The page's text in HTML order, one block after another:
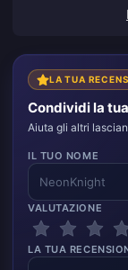
alcune
LA TUA
Condividi la
Aiuta gli altri
IL TUO NOME
VALUTAZIONE
LA TUA